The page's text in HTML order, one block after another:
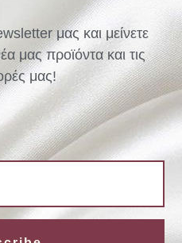
μας και μείνετε
μας προϊόντα και τις
μας!